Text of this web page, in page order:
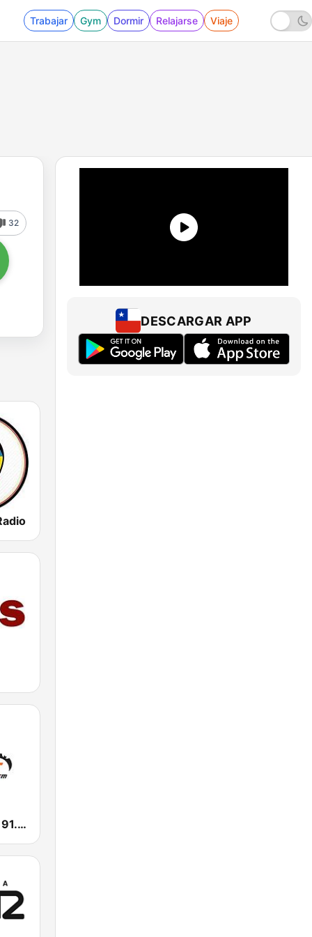
Trabajar Gym Dormir Relajarse Viaje
32
Radio Esport 91.4 FM
DESCARGAR APP